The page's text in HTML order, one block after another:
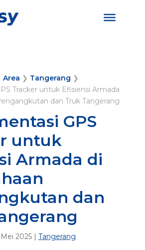
Area ❯ Tangerang ❯
Tracker untuk Efisiensi Armada
dan Truk Tangerang
GPS
untuk
Armada di
dan
2025| Tangerang